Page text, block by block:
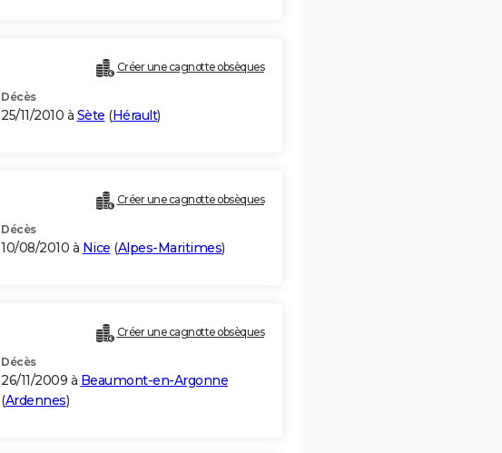
Créer une cagnotte obsèques
Décès
25/11/2010 à Sète (Hérault)
Créer une cagnotte obsèques
Décès
10/08/2010 à Nice (Alpes-Maritimes)
Créer une cagnotte obsèques
Décès
26/11/2009 à Beaumont-en-Argonne
(Ardennes)